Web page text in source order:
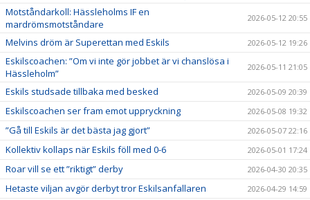
Motståndarkoll: Hässleholms IF en
mardrömsmotståndare
2026-05-12 20:55
Melvins dröm är Superettan med Eskils 2026-05-12 19:26
Eskilscoachen: ”Om vi inte gör jobbet är vi chanslösa i
Hässleholm”
2026-05-11 21:05
Eskils studsade tillbaka med besked 2026-05-09 20:39
Eskilscoachen ser fram emot uppryckning 2026-05-08 19:32
”Gå till Eskils är det bästa jag gjort” 2026-05-07 22:16
Kollektiv kollaps när Eskils föll med 0-6 2026-05-01 17:24
Roar vill se ett ”riktigt” derby 2026-04-30 20:35
Hetaste viljan avgör derbyt tror Eskilsanfallaren 2026-04-29 14:59